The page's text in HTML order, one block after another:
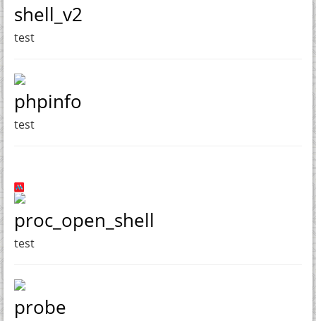
shell_v2
test
phpinfo
test
proc_open_shell
test
probe